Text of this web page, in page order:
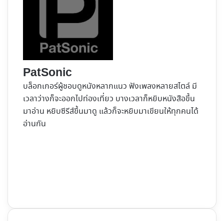
PatSonic
บล็อกเกอร์ผู้ชอบดูหนังหลากแนว ฟังเพลงหลายสไตล์ มี
เวลาว่างก็จะออกไปท่องเที่ยว บางเวลาก็หยิบหนังสือขึ้น
มาอ่าน หยิบซีรีส์ขึ้นมาดู แล้วก็จะหยิบมาเขียนให้ทุกคนได้
อ่านกัน